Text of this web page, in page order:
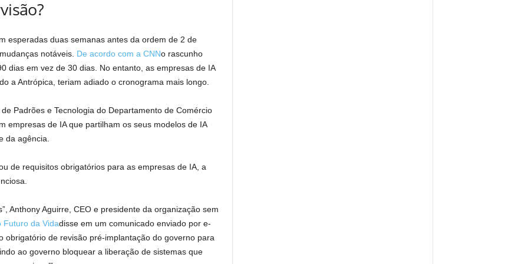
esperadas duas semanas antes da ordem de 2 de
notáveis. De acordo com a CNNo rascunho
dias em vez de 30 dias. No entanto, as empresas de IA
a Antrópica, teriam adiado o cronograma mais longo.
Padrões e Tecnologia do Departamento de Comércio
empresas de IA que partilham os seus modelos de IA
da agência.
de requisitos obrigatórios para as empresas de IA, a
Anthony Aguirre, CEO e presidente da organização sem
Futuro da Vidadisse em um comunicado enviado por e-
obrigatório de revisão pré-implantação do governo para
ao governo bloquear a liberação de sistemas que